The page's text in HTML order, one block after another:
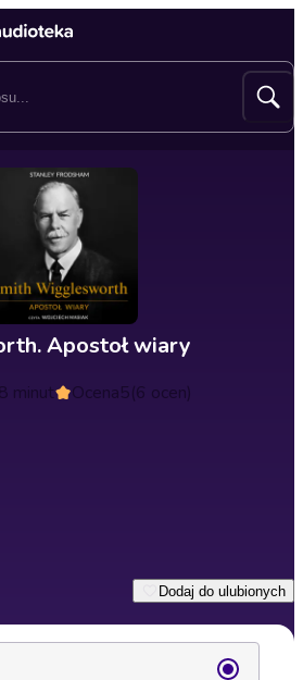
Apostoł wiary
minut Ocena5(6 ocen)
Dodaj do ulubionych